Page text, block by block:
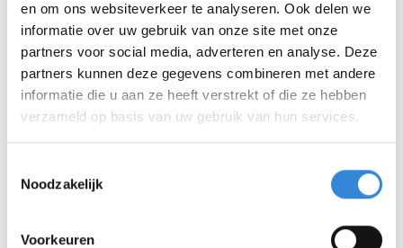
en om ons websiteverkeer te analyseren. Ook delen we
informatie over uw gebruik van onze site met onze
partners voor social media, adverteren en analyse. Deze
partners kunnen deze gegevens combineren met andere
informatie die u aan ze heeft verstrekt of die ze hebben
verzameld op basis van uw gebruik van hun services.
Noodzakelijk
Voorkeuren